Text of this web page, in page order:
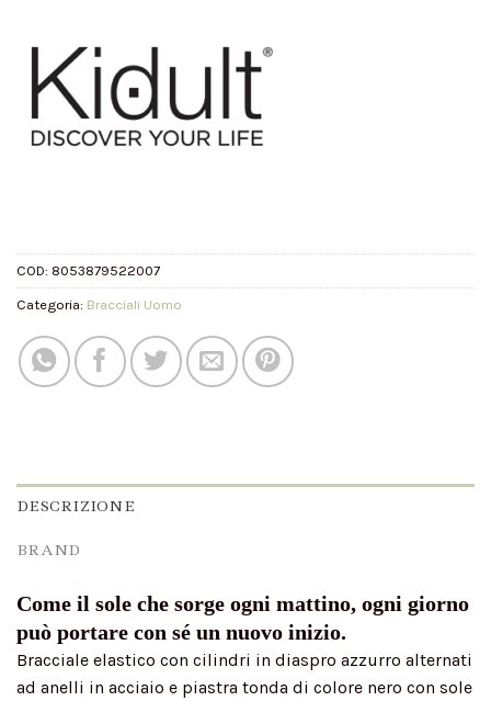
COD: 8053879522007
Categoria: Bracciali Uomo
DESCRIZIONE
BRAND
Come il sole che sorge ogni mattino, ogni giorno
può portare con sé un nuovo inizio.
Bracciale elastico con cilindri in diaspro azzurro alternati
ad anelli in acciaio e piastra tonda di colore nero con sole